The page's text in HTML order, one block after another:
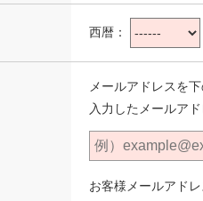
西暦：
メールアドレスを
入力したメールア
お客様メールアド